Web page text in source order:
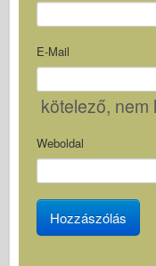
E-Mail
kötelező, nem
Weboldal